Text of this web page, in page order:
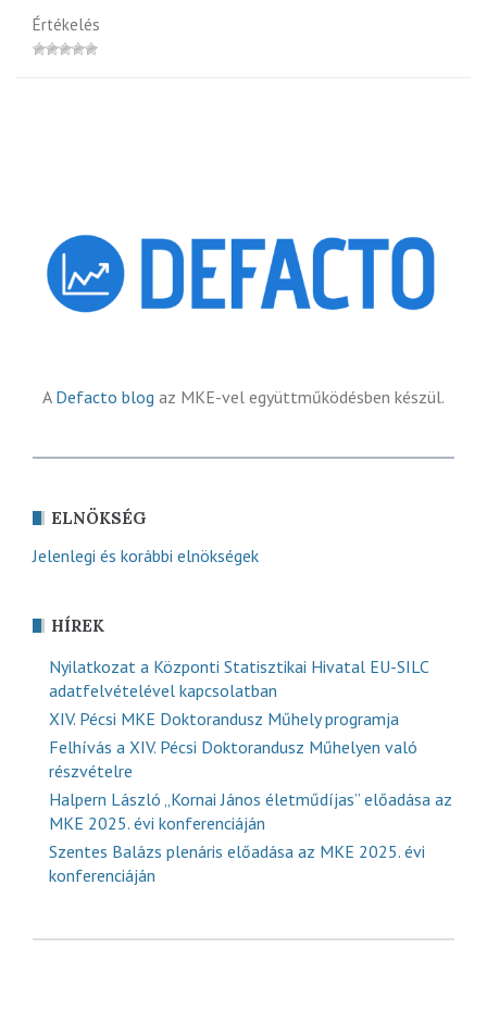
Értékelés
A Defacto blog az MKE-vel együttműködésben készül.
ELNÖKSÉG
Jelenlegi és korábbi elnökségek
HÍREK
Nyilatkozat a Központi Statisztikai Hivatal EU-SILC
adatfelvételével kapcsolatban
XIV. Pécsi MKE Doktorandusz Műhely programja
Felhívás a XIV. Pécsi Doktorandusz Műhelyen való
részvételre
Halpern László „Kornai János életműdíjas” előadása az
MKE 2025. évi konferenciáján
Szentes Balázs plenáris előadása az MKE 2025. évi
konferenciáján